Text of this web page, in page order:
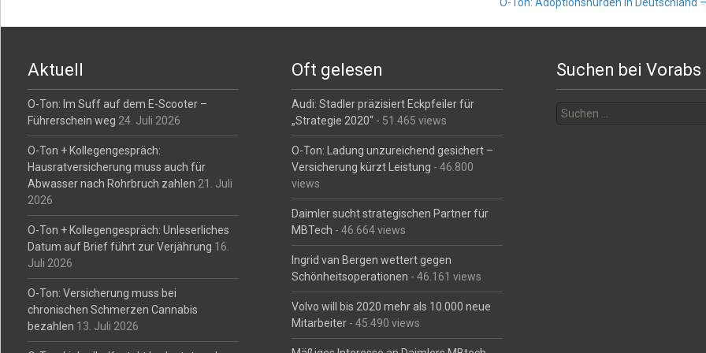
Aktuell
O-Ton: Im Suff auf dem E-Scooter –
Führerschein weg 24. Juli 2026
O-Ton + Kollegengespräch:
Hausratversicherung muss auch für
Abwasser nach Rohrbruch zahlen 21. Juli
2026
O-Ton + Kollegengespräch: Unleserliches
Datum auf Brief führt zur Verjährung 16.
Juli 2026
O-Ton: Versicherung muss bei
chronischen Schmerzen Cannabis
bezahlen 13. Juli 2026
Oft gelesen
Audi: Stadler präzisiert Eckpfeiler für
„Strategie 2020“ - 51.465 views
O-Ton: Ladung unzureichend gesichert –
Versicherung kürzt Leistung - 46.800
views
Daimler sucht strategischen Partner für
MBTech - 46.664 views
Ingrid van Bergen wettert gegen
Schönheitsoperationen - 46.161 views
Volvo will bis 2020 mehr als 10.000 neue
Mitarbeiter - 45.490 views
Suchen bei Vorabs
nach: